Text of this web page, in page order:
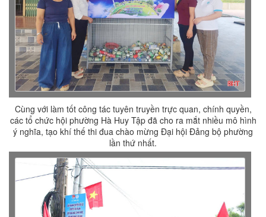
Cùng với làm tốt công tác tuyên truyền trực quan, chính quyền,
các tổ chức hội phường Hà Huy Tập đã cho ra mắt nhiều mô hình
ý nghĩa, tạo khí thế thi đua chào mừng Đại hội Đảng bộ phường
lần thứ nhất.